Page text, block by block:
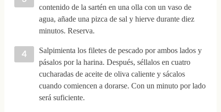
contenido de la sartén en una olla con un vaso de
agua, añade una pizca de sal y hierve durante diez
minutos. Reserva.
Salpimienta los filetes de pescado por ambos lados y
pásalos por la harina. Después, séllalos en cuatro
cucharadas de aceite de oliva caliente y sácalos
cuando comiencen a dorarse. Con un minuto por lado
será suficiente.